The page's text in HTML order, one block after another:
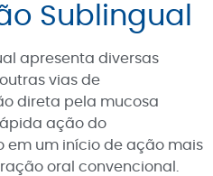
Sublingual
apresenta diversas
vias de
direta pela mucosa
ação do
em um início de ação mais
oral convencional.